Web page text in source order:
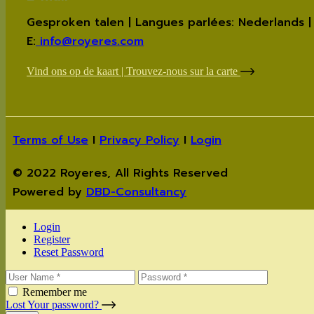
Gesproken talen | Langues parlées: Nederlands
E:info@royeres.com
Vind ons op de kaart | Trouvez-nous sur la carte
Terms of Use I Privacy Policy I Login
© 2022 Royeres, All Rights Reserved
Powered by DBD-Consultancy
Login
Register
Reset Password
Remember me
Lost Your password?